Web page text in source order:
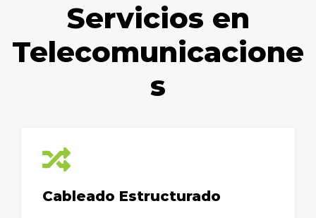
Servicios en
Telecomunicacione
s
Cableado Estructurado